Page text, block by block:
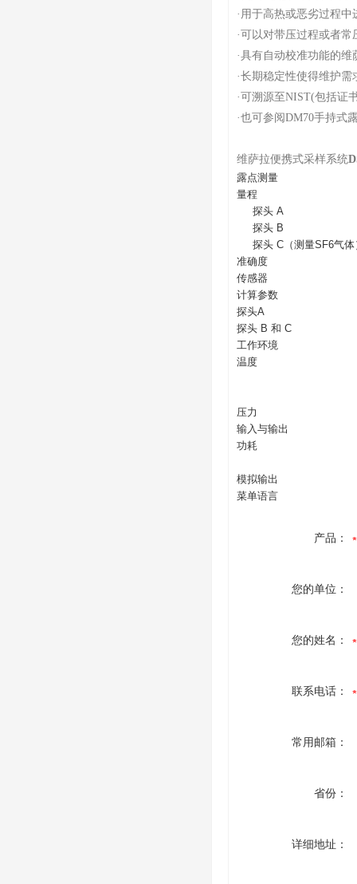
· 用于高热或恶劣过程
·可以对带压过程或者常
·具有自动校准功能的维
·长期稳定性使得维护需
·可溯源至NIST(包括证
·也可参阅DM70手持式
维萨拉便携式采样系统
露点测量
量程
探头 A
探头 B
探头 C（测量SF6气体
准确度
传感器
计算参数
探头A
探头 B 和 C
工作环境
温度
压力
输入与输出
功耗
模拟输出
菜单语言
产品：
您的单位：
您的姓名：
联系电话：
常用邮箱：
省份：
详细地址：